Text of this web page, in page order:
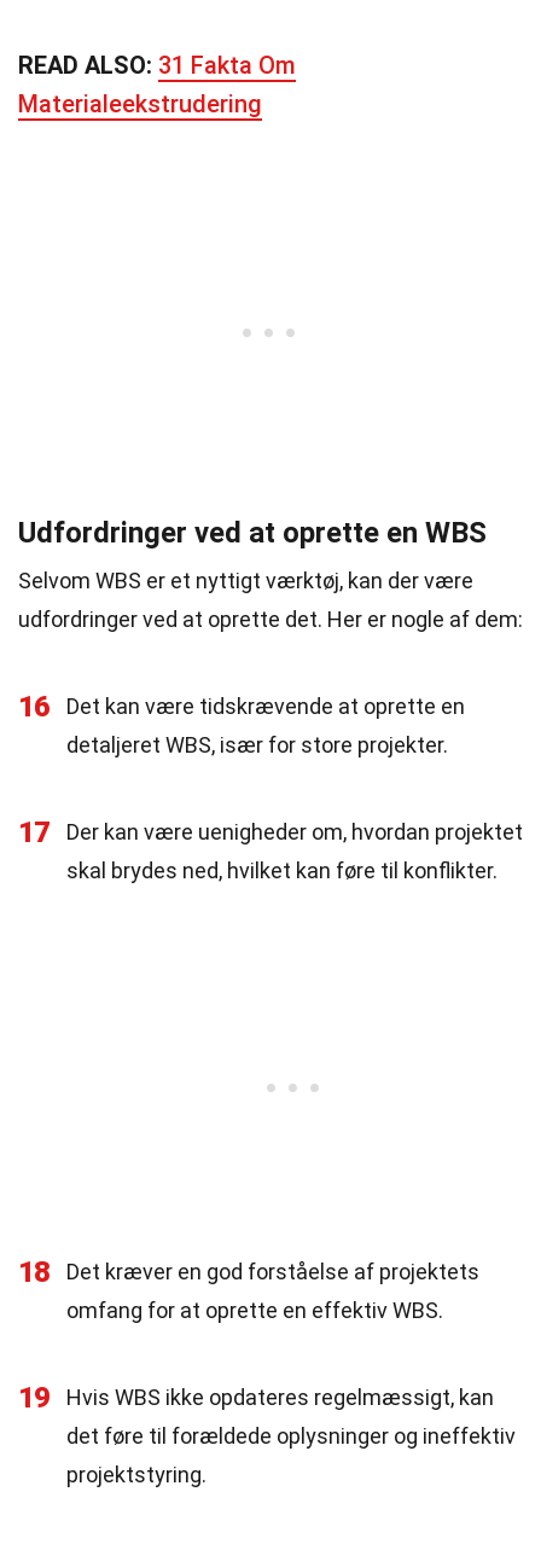
READ ALSO: 31 Fakta Om
Materialeekstrudering
Udfordringer ved at oprette en WBS
Selvom WBS er et nyttigt værktøj, kan der være
udfordringer ved at oprette det. Her er nogle af dem:
16
Det kan være tidskrævende at oprette en
detaljeret WBS, især for store projekter.
17
Der kan være uenigheder om, hvordan projektet
skal brydes ned, hvilket kan føre til konflikter.
18
Det kræver en god forståelse af projektets
omfang for at oprette en effektiv WBS.
19
Hvis WBS ikke opdateres regelmæssigt, kan
det føre til forældede oplysninger og ineffektiv
projektstyring.